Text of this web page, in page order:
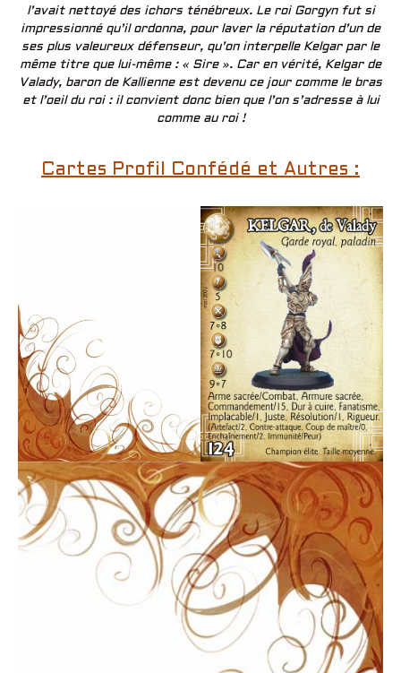
l’avait nettoyé des ichors ténébreux. Le roi Gorgyn fut si
impressionné qu’il ordonna, pour laver la réputation d’un de
ses plus valeureux défenseur, qu’on interpelle Kelgar par le
même titre que lui-même : « Sire ». Car en vérité, Kelgar de
Valady, baron de Kallienne est devenu ce jour comme le bras
et l’oeil du roi : il convient donc bien que l’on s’adresse à lui
comme au roi !
Cartes Profil Confédé et Autres :